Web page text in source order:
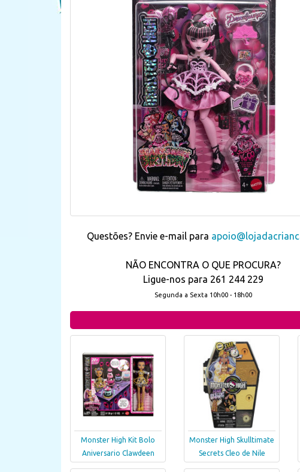
Questões? Envie e-mail para
NÃO ENCONTRA O QUE PROCURA?
Ligue-nos para 261 244 229
Segunda a Sexta 10h00 - 18h00
Monster High Kit Bolo
Aniversario Clawdeen
Monster High Skulltimate
Secrets Cleo de Nile